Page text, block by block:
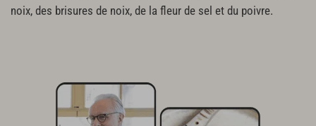
noix, des brisures de noix, de la fleur de sel et du poivre.